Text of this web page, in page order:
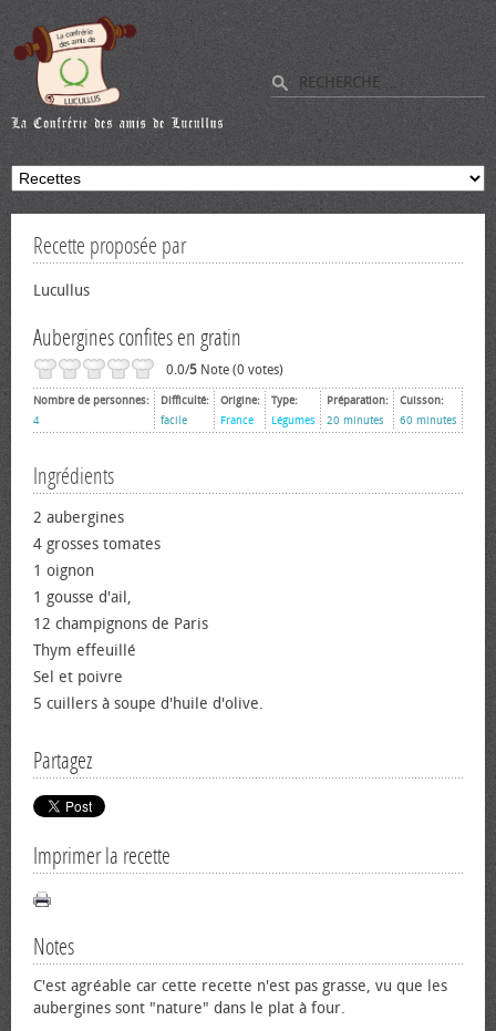
Recette proposée par
Lucullus
Aubergines confites en gratin
0.0/5 Note (0 votes)
Nombre de personnes:
4
Difficulté:
facile
Origine:
France
Type:
Légumes
Préparation:
20 minutes
Cuisson:
60 minutes
Ingrédients
2 aubergines
4 grosses tomates
1 oignon
1 gousse d'ail,
12 champignons de Paris
Thym effeuillé
Sel et poivre
5 cuillers à soupe d'huile d'olive.
Partagez
Imprimer la recette
Notes
C'est agréable car cette recette n'est pas grasse, vu que les
aubergines sont "nature" dans le plat à four.